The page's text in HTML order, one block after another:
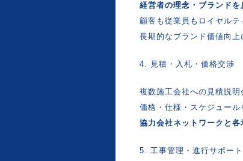
経営者の理念・ブランド
顧客も従業員もロイヤル
長期的なブランド価値向
4. 見積・入札・価格交渉
複数施工会社への見積説明
価格・仕様・スケジュール
協力会社ネットワークと
5. 工事管理・進行サポート